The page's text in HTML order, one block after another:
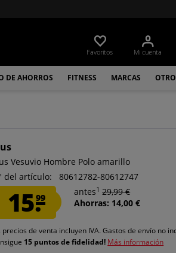
Favoritos Mi cuenta
DE AHORROS FITNESS MARCAS
Vesuvio Hombre Polo amarillo
del artículo:
80612782-80612747
15.99
antes1 29,99 €
Ahorras: 14,00 €
precios de venta incluyen IVA.Gastos de envío no
15 puntos de fidelidad! Más información